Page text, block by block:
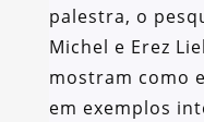
palestra, o
Michel e Erez
mostram como
em exemplos